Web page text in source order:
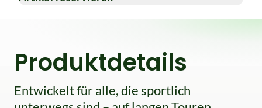
Produktdetails
Entwickelt für alle, die sportlich